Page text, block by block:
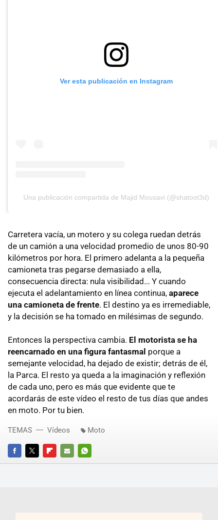
Ver esta publicación en Instagram
Una publicación compartida de Majid Mousavi (@shatoot3d)
Carretera vacía, un motero y su colega ruedan detrás
de un camión a una velocidad promedio de unos 80-90
kilómetros por hora. El primero adelanta a la pequeña
camioneta tras pegarse demasiado a ella,
consecuencia directa: nula visibilidad... Y cuando
ejecuta el adelantamiento en línea continua, aparece
una camioneta de frente. El destino ya es irremediable,
y la decisión se ha tomado en milésimas de segundo.
Entonces la perspectiva cambia. El motorista se ha
reencarnado en una figura fantasmal porque a
semejante velocidad, ha dejado de existir; detrás de él,
la Parca. El resto ya queda a la imaginación y reflexión
de cada uno, pero es más que evidente que te
acordarás de este vídeo el resto de tus días que andes
en moto. Por tu bien.
FACEBOOKTWITTERFLIPBOARD
E-
WHATSAPP
TEMAS Vídeos Moto